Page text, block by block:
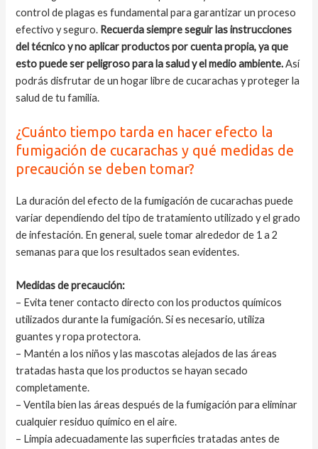
control de plagas es fundamental para garantizar un proceso
efectivo y seguro. Recuerda siempre seguir las instrucciones
del técnico y no aplicar productos por cuenta propia, ya que
esto puede ser peligroso para la salud y el medio ambiente.Así
podrás disfrutar de un hogar libre de cucarachas y proteger la
salud de tu familia.
¿Cuánto tiempo tarda en hacer efecto la
fumigación de cucarachas y qué medidas de
precaución se deben tomar?
La duración del efecto de la fumigación de cucarachas puede
variar dependiendo del tipo de tratamiento utilizado y el grado
de infestación. En general, suele tomar alrededor de 1 a 2
semanas para que los resultados sean evidentes.
Medidas de precaución:
– Evita tener contacto directo con los productos químicos
utilizados durante la fumigación. Si es necesario, utiliza
guantes y ropa protectora.
– Mantén a los niños y las mascotas alejados de las áreas
tratadas hasta que los productos se hayan secado
completamente.
– Ventila bien las áreas después de la fumigación para eliminar
cualquier residuo químico en el aire.
– Limpia adecuadamente las superficies tratadas antes de